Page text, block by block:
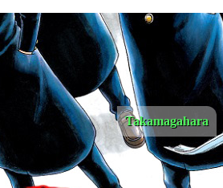
Takamagahara